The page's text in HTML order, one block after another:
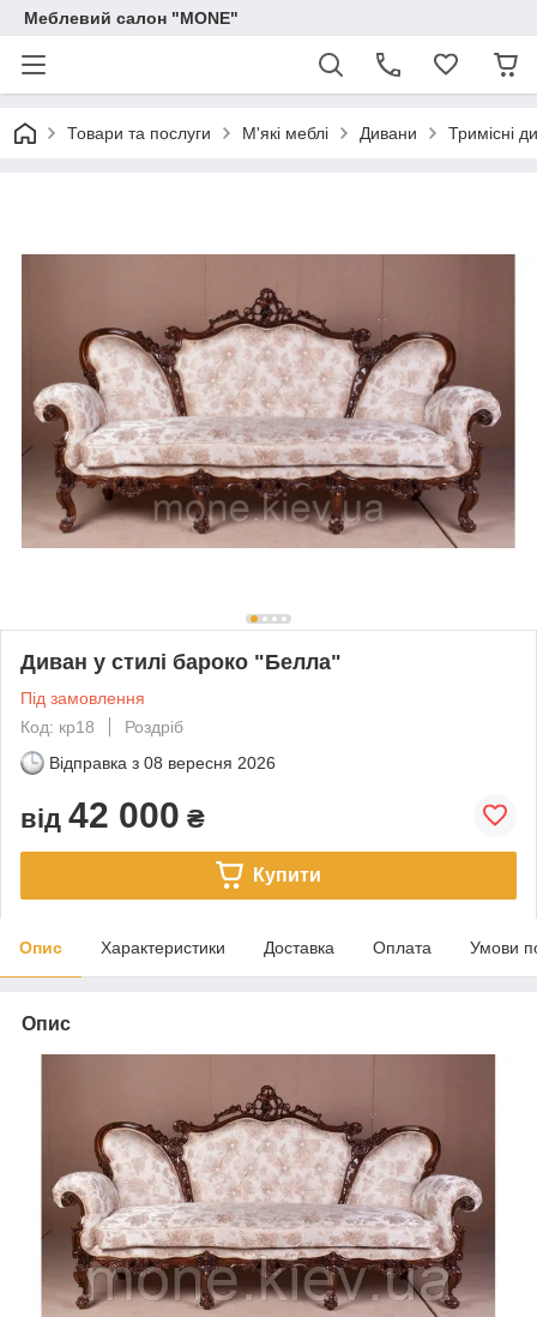
Меблевий салон "MONE"
Товари та послуги М'які меблі Дивани Тримісні
Диван у стилі бароко "Белла"
Під замовлення
Код: кр18
Роздріб
Відправка з 08 вересня 2026
від 42 000 ₴
Купити
Опис Характеристики Доставка Оплата Умови
Опис